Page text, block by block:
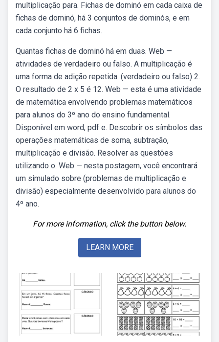
multiplicação para. Fichas de dominó em cada caixa de
fichas de dominó, há 3 conjuntos de dominós, e em
cada conjunto há 6 fichas.
Quantas fichas de dominó há em duas. Web —
atividades de verdadeiro ou falso. A multiplicação é
uma forma de adição repetida. (verdadeiro ou falso) 2.
O resultado de 2 x 5 é 12. Web — esta é uma atividade
de matemática envolvendo problemas matemáticos
para alunos do 3º ano do ensino fundamental.
Disponível em word, pdf e. Descobrir os símbolos das
operações matemáticas de soma, subtração,
multiplicação e divisão. Resolver as questões
utilizando o. Web — nesta postagem, você encontrará
um simulado sobre (problemas de multiplicação e
divisão) especialmente desenvolvido para alunos do
4º ano.
For more information, click the button below.
LEARN MORE